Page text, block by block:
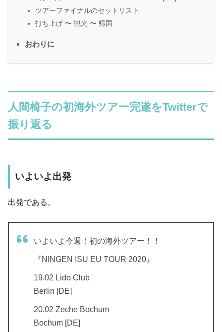
ツアーファイナルのセットリスト
打ち上げ 〜 観光 〜 帰国
おわりに
人間椅子の初海外ツアー完遂をTwitterで
振り返る
いよいよ出発
出発である。
いよいよ今週！初の海外ツアー！！
『NINGEN ISU EU TOUR 2020』
19.02 Lido Club
Berlin [DE]
20.02 Zeche Bochum
Bochum [DE]